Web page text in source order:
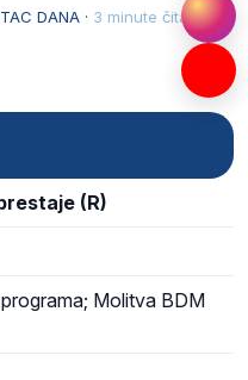
DANA · 3 minute čitanja
(R)
Molitva BDM